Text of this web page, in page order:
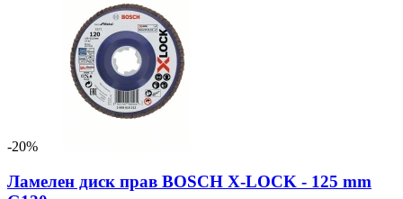
-20%
Ламелен диск прав BOSCH X-LOCK - 125 mm